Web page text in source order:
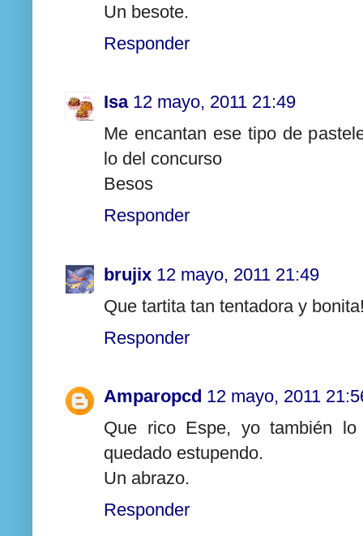
Un besote.
Responder
Isa 12 mayo, 2011 21:49
Me encantan ese tipo de
lo del concurso
Besos
Responder
brujix 12 mayo, 2011 21:49
Que tartita tan tentadora y
Responder
Amparopcd 12 mayo, 2011
Que rico Espe, yo también
quedado estupendo.
Un abrazo.
Responder